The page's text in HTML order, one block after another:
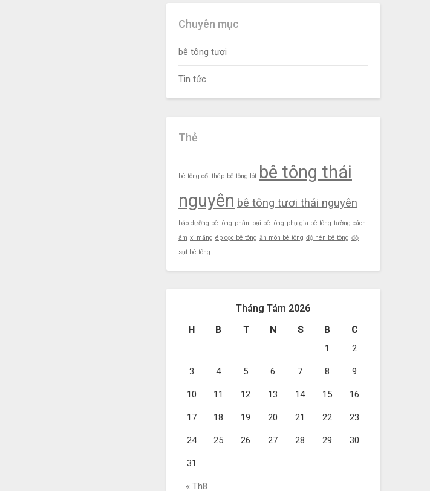
Chuyên mục
bê tông tươi
Tin tức
Thẻ
bê tông cốt thép bê tông lót
bê tông thái
nguyên bê tông tươi thái nguyên
bảo dưỡng bê tông phân loại bê tông phụ gia bê tông tường cách
âm xi măng ép cọc bê tông ăn mòn bê tông độ nén bê tông độ
sụt bê tông
Tháng Tám 2026
H B T N S B C
« Th8
1 2
3 4 5 6 7 8 9
10 11 12 13 14 15 16
17 18 19 20 21 22 23
24 25 26 27 28 29 30
31